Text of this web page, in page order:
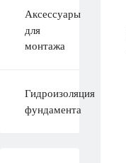
Аксессуары
для
монтажа
Гидроизоляция
фундамента